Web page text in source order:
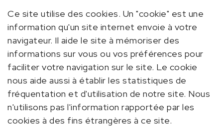
Ce site utilise des cookies. Un "cookie" est une
information qu'un site internet envoie à votre
navigateur. Il aide le site à mémoriser des
informations sur vous ou vos préférences pour
faciliter votre navigation sur le site. Le cookie
nous aide aussi à établir les statistiques de
fréquentation et d'utilisation de notre site. Nous
n'utilisons pas l'information rapportée par les
cookies à des fins étrangères à ce site.